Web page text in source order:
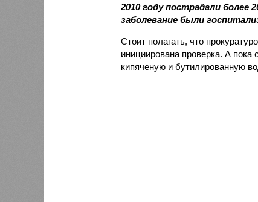
2010 году пострадали более
заболевание были
Стоит полагать, что
инициирована проверка. А
кипяченую и бутилированную